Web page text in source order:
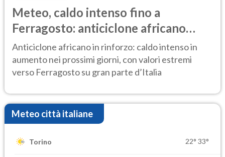
Meteo, caldo intenso fino a
Ferragosto: anticiclone africano
ancora protagonista
Anticiclone africano in rinforzo: caldo intenso in
aumento nei prossimi giorni, con valori estremi
verso Ferragosto su gran parte d’Italia
Meteo città italiane
Torino 22° 33°